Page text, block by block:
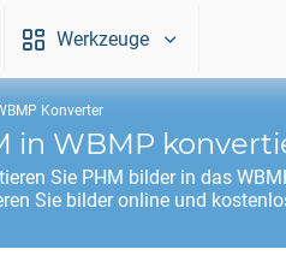
Werkzeuge
Konverter
in WBMP
Sie PHM bilder in das
Sie bilder online und